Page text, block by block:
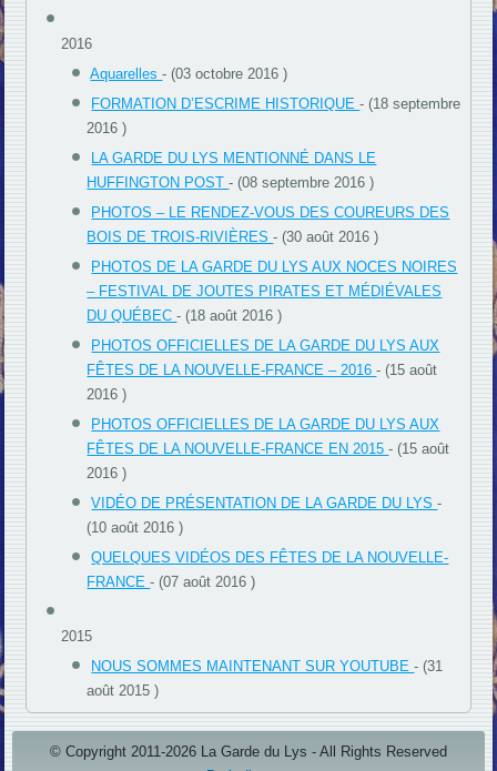
2016
Aquarelles- (03 octobre 2016 )
FORMATION D’ESCRIME HISTORIQUE- (18 septembre
2016 )
LA GARDE DU LYS MENTIONNÉ DANS LE
HUFFINGTON POST- (08 septembre 2016 )
PHOTOS – LE RENDEZ-VOUS DES COUREURS DES
BOIS DE TROIS-RIVIÈRES- (30 août 2016 )
PHOTOS DE LA GARDE DU LYS AUX NOCES NOIRES
– FESTIVAL DE JOUTES PIRATES ET MÉDIÉVALES
DU QUÉBEC- (18 août 2016 )
PHOTOS OFFICIELLES DE LA GARDE DU LYS AUX
FÊTES DE LA NOUVELLE-FRANCE – 2016- (15 août
2016 )
PHOTOS OFFICIELLES DE LA GARDE DU LYS AUX
FÊTES DE LA NOUVELLE-FRANCE EN 2015- (15 août
2016 )
VIDÉO DE PRÉSENTATION DE LA GARDE DU LYS-
(10 août 2016 )
QUELQUES VIDÉOS DES FÊTES DE LA NOUVELLE-
FRANCE- (07 août 2016 )
2015
NOUS SOMMES MAINTENANT SUR YOUTUBE- (31
août 2015 )
© Copyright 2011-2026 La Garde du Lys - All Rights Reserved